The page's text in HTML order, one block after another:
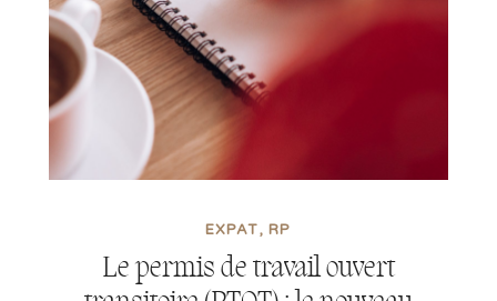
Le permis de travail ouvert
EXPAT RP